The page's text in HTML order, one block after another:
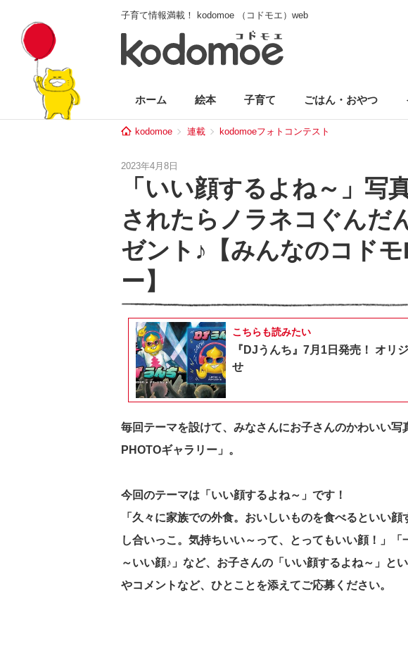
子育て情報満載！ kodomoe （コドモエ）web
ホーム 絵本 子育て ごはん・おやつ
kodomoe 連載 kodomoeフォトコンテスト
2023年4月8日
「いい顔するよね～」写
されたらノラネコぐんだ
ゼント♪【みんなのコド
ー】
こちらも読みたい
『DJうんち』7月1日発売！ オリ
せ
毎回テーマを設けて、みなさんにお子さんのかわいい
PHOTOギャラリー」。
今回のテーマは「いい顔するよね～」です！
「久々に家族での外食。おいしいものを食べるといい
し合いっこ。気持ちいい～って、とってもいい顔！」
～いい顔♪」など、お子さんの「いい顔するよね～」と
やコメントなど、ひとことを添えてご応募ください。